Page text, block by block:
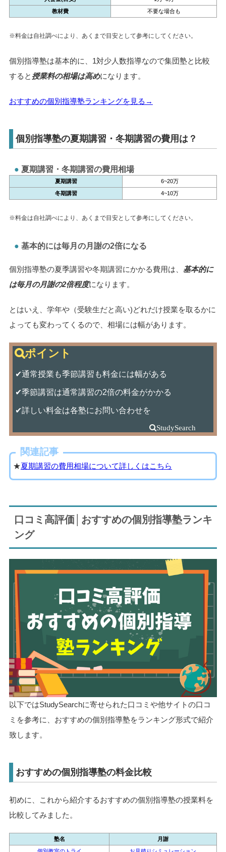
教材費
不要な場合も
※料金は自社調べにより、あくまで目安として参考にしてください。
個別指導塾は基本的に、1対少人数指導なので集団塾と比較
すると 授業料の相場は高めになります。
おすすめの個別指導塾ランキングを見る→
個別指導塾の夏期講習・冬期講習の費用は？
夏期講習・冬期講習の費用相場
夏期講習
6~20万
冬期講習
4~10万
※料金は自社調べにより、あくまで目安として参考にしてください。
基本的には毎月の月謝の2倍になる
個別指導塾の夏季講習や冬期講習にかかる費用は、 基本的に
は毎月の月謝の2倍程度になります。
とはいえ、学年や（受験生だと高い)どれだけ授業を取るかに
よっても変わってくるので、相場には幅があります。
✔通常授業も季節講習も料金には幅がある
✔季節講習は通常講習の2倍の料金がかかる
✔詳しい料金は各塾にお問い合わせを
関連記事
★夏期講習の費用相場について詳しくはこちら
口コミ高評価│おすすめの個別指導塾ランキ
ング
以下ではStudySearchに寄せられた口コミや他サイトの口コ
ミを参考に、おすすめの個別指導塾をランキング形式で紹介
致します。
おすすめの個別指導塾の料金比較
初めに、これから紹介するおすすめの個別指導塾の授業料を
比較してみました。
塾名
月謝